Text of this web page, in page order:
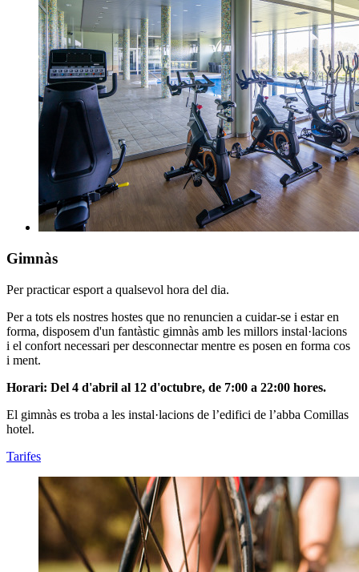
Gimnàs
Per practicar esport a qualsevol hora del dia.
Per a tots els nostres hostes que no renuncien a cuidar-se i estar en
forma, disposem d'un fantàstic gimnàs amb les millors instal·lacions
i el confort necessari per desconnectar mentre es posen en forma cos
i ment.
Horari: Del 4 d'abril al 12 d'octubre, de 7:00 a 22:00 hores.
El gimnàs es troba a les instal·lacions de l’edifici de l’abba Comillas
hotel.
Tarifes